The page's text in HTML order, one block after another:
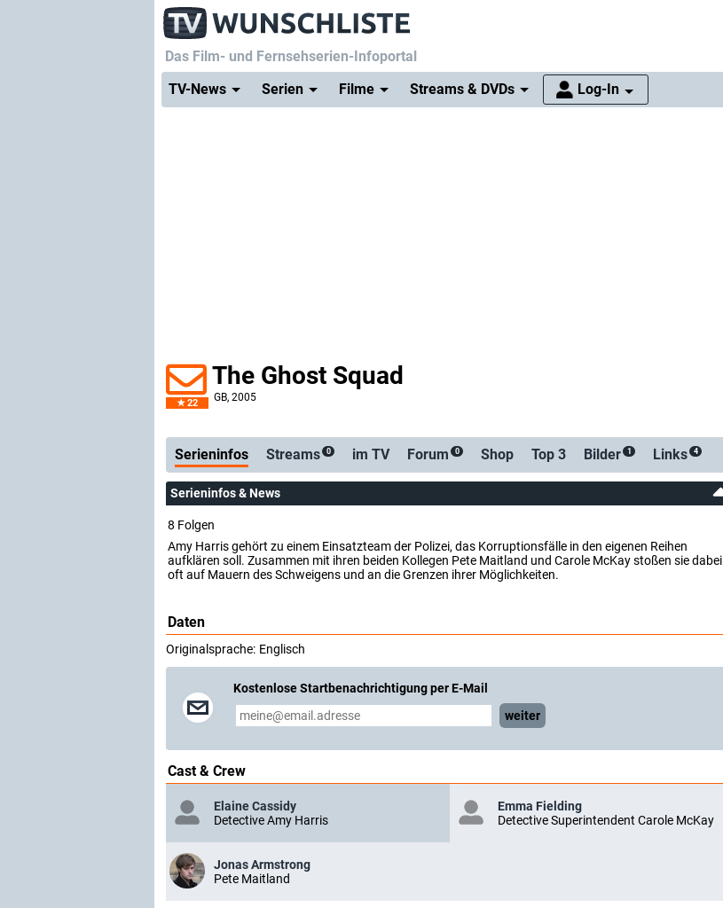
Das Film- und Fernsehserien-Infoportal
TV-News
Serien Filme Streams & DVDs Log-In
22
The Ghost Squad
GB, 2005
Serienticker
Serieninfos Streams 0 im TV Forum 0 Shop Top 3 Bilder 1 Links 4
Serieninfos & News
8 Folgen
Amy Harris gehört zu einem Einsatzteam der Polizei, das Korruptionsfälle in den eigenen Reihen
aufklären soll. Zusammen mit ihren beiden Kollegen Pete Maitland und Carole McKay stoßen sie dabei
oft auf Mauern des Schweigens und an die Grenzen ihrer Möglichkeiten.
Daten
Originalsprache: Englisch
Kostenlose Startbenachrichtigung per E-Mail
weiter
Cast & Crew
Elaine Cassidy
Detective Amy Harris
Emma Fielding
Detective Superintendent Carole McKay
Jonas Armstrong
Pete Maitland